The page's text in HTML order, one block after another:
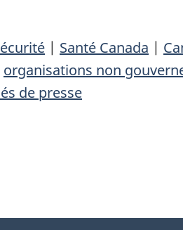
| Santé Canada |
organisations non
de presse